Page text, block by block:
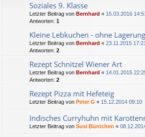
Soziales 9. Klasse
Letzter Beitrag von Bernhard « 15.03.2016
Antworten: 1
Kleine Lebkuchen - ohne
Letzter Beitrag von Bernhard « 23.11.2015 17:21
Antworten: 2
Rezept Schnitzel Wiener Art
Letzter Beitrag von Bernhard « 14.01.2015
Antworten: 2
Rezept Pizza mit Hefeteig
Letzter Beitrag von Peter G « 15.12.2014 09:10
Indisches Curryhuhn mit
Letzter Beitrag von Susi Büntchen «